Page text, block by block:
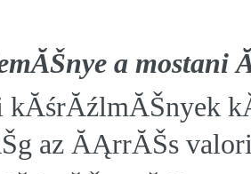
a mostani
kĂśrĂźlmĂŠnyek
az ĂĄrrĂŠs